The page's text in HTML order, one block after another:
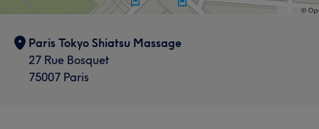
Paris Tokyo Shiatsu Massage
27 Rue Bosquet
75007 Paris